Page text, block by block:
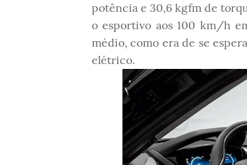
potência e 30,6 kgfm de
o esportivo aos 100 km/h
médio, como era de se
elétrico.